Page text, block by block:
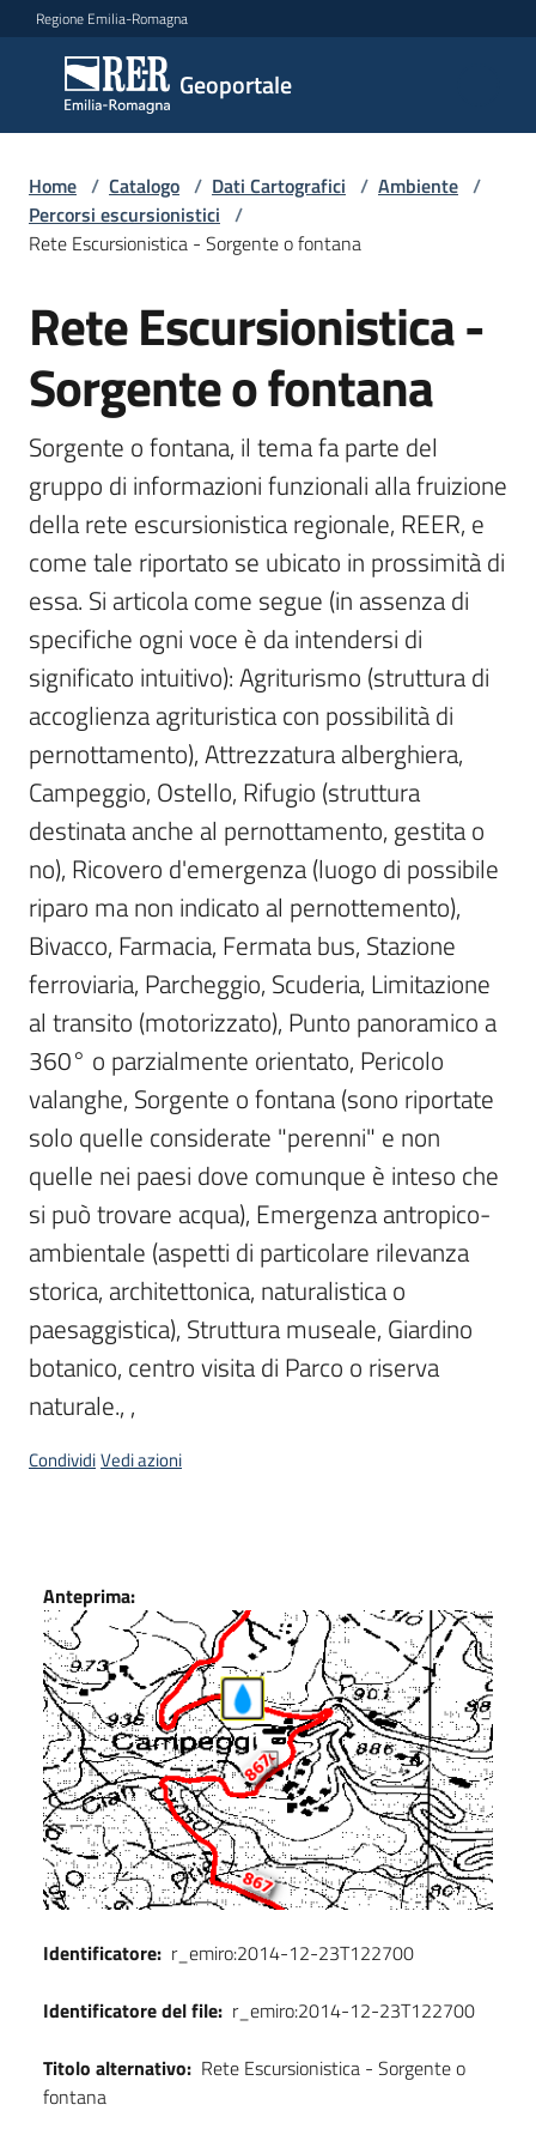
Vai al contenuto
Vai alla navigazione
Vai al footer
Regione Emilia-Romagna
Geoportale
Geoportale
Catalogo
dati,
servizi
Visualizza
on-
line
Scarica
i
dati
Approfondimenti
Archivio
cartografico
Seguici
su
Home / Catalogo / Dati Cartografici / Ambiente /
Percorsi escursionistici /
Rete Escursionistica - Sorgente o fontana
Salta al contenuto
Rete Escursionistica -
Sorgente o fontana
Sorgente o fontana, il tema fa parte del
gruppo di informazioni funzionali alla fruizione
della rete escursionistica regionale, REER, e
come tale riportato se ubicato in prossimità di
essa. Si articola come segue (in assenza di
specifiche ogni voce è da intendersi di
significato intuitivo): Agriturismo (struttura di
accoglienza agrituristica con possibilità di
pernottamento), Attrezzatura alberghiera,
Campeggio, Ostello, Rifugio (struttura
destinata anche al pernottamento, gestita o
no), Ricovero d'emergenza (luogo di possibile
riparo ma non indicato al pernottemento),
Bivacco, Farmacia, Fermata bus, Stazione
ferroviaria, Parcheggio, Scuderia, Limitazione
al transito (motorizzato), Punto panoramico a
360° o parzialmente orientato, Pericolo
valanghe, Sorgente o fontana (sono riportate
solo quelle considerate "perenni" e non
quelle nei paesi dove comunque è inteso che
si può trovare acqua), Emergenza antropico-
ambientale (aspetti di particolare rilevanza
storica, architettonica, naturalistica o
paesaggistica), Struttura museale, Giardino
botanico, centro visita di Parco o riserva
naturale., ,
CondividiVedi azioni
Dati
Anteprima:
Identificatore: r_emiro:2014-12-23T122700
Identificatore del file: r_emiro:2014-12-23T122700
Titolo alternativo: Rete Escursionistica - Sorgente o
fontana